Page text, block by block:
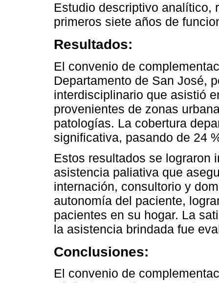
Estudio descriptivo analítico,
primeros siete años de
Resultados:
El convenio de
Departamento de San José,
interdisciplinario que asistió
provenientes de zonas
patologías. La cobertura
significativa, pasando de 24
Estos resultados se lograron
asistencia paliativa que
internación, consultorio y
autonomía del paciente,
pacientes en su hogar. La
la asistencia brindada fue
Conclusiones:
El convenio de